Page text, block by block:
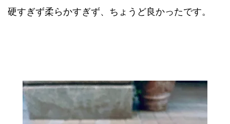
硬すぎず柔らかすぎず、ちょうど良かったです。